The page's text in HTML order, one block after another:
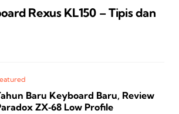
Rexus KL150 – Tipis dan
Baru Keyboard Baru, Review
ZX‑68 Low Profile